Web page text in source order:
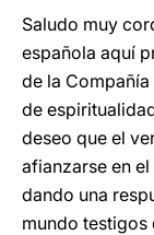
Saludo muy
española aquí
de la Compañía
de
deseo que el
afianzarse en
dando una
mundo testigos